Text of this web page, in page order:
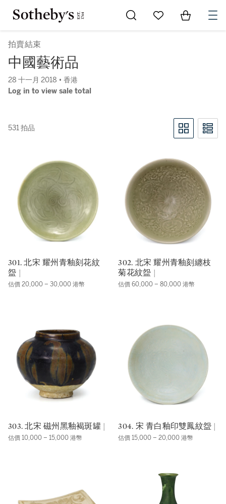
Go to My Favorites
Items in
拍賣結束
中國藝術品
28 十一月 2018 • 香港
Log in to view sale total
531 拍品
301. 北宋 耀州青釉刻花紋
盌 |
估價 20,000 – 30,000 港幣
302. 北宋 耀州青釉刻纏枝
菊花紋盌 |
估價 60,000 – 80,000 港幣
303. 北宋 磁州黑釉褐斑罐 |
估價 10,000 – 15,000 港幣
304. 宋 青白釉印雙鳳紋盌 |
估價 15,000 – 20,000 港幣